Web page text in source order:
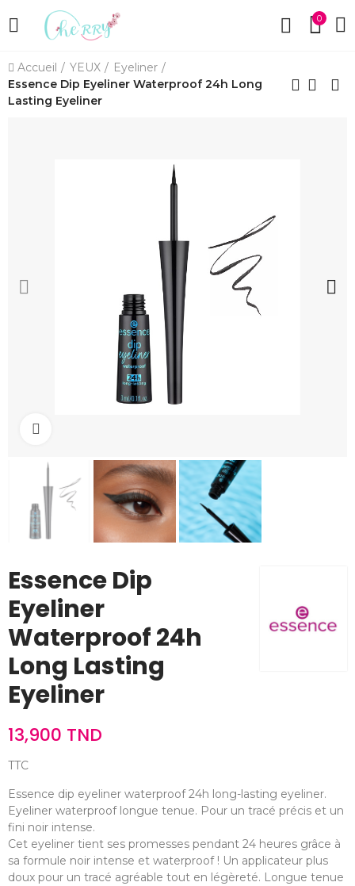
0
Accueil YEUX
Eyeliner
Essence Dip Eyeliner Waterproof 24h Long
Lasting Eyeliner
Essence Dip
Eyeliner
Waterproof 24h
Long Lasting
Eyeliner
13,900 TND
TTC
Essence dip eyeliner waterproof 24h long-lasting eyeliner.
Eyeliner waterproof longue tenue. Pour un tracé précis et un
fini noir intense.
Cet eyeliner tient ses promesses pendant 24 heures grâce à
sa formule noir intense et waterproof ! Un applicateur plus
doux pour un tracé agréable tout en légèreté. Longue tenue